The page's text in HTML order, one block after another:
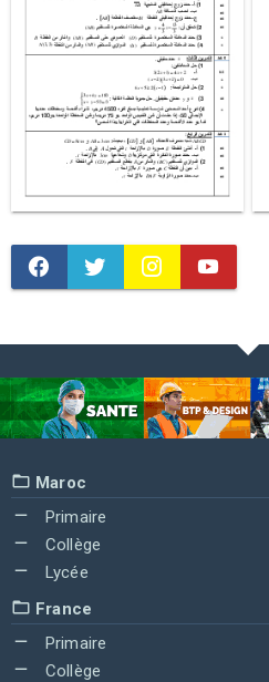
Maroc
Primaire
Collège
Lycée
France
Primaire
Collège